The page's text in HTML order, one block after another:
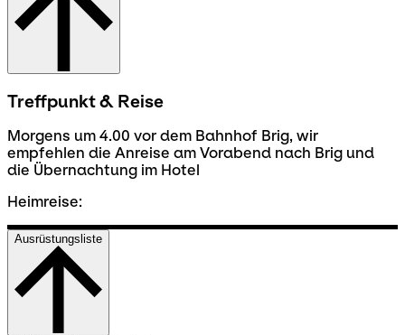
Treffpunkt & Reise
Morgens um 4.00 vor dem Bahnhof Brig, wir
empfehlen die Anreise am Vorabend nach Brig und
die Übernachtung im Hotel
Heimreise:
Ausrüstungsliste